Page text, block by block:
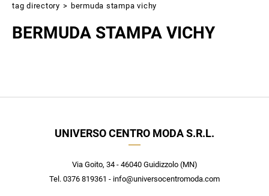
tag directory > bermuda stampa vichy
BERMUDA STAMPA VICHY
UNIVERSO CENTRO MODA S.R.L.
Via Goito, 34 - 46040 Guidizzolo (MN)
Tel. 0376 819361 - info@universocentromoda.com
Ricevi subito il tuo promocode con lo sconto del 20% su tutti i
nuovi arrivi utilizzabile anche in negozio!
scopri in anteprima le offerte in esclusiva a te riservate.